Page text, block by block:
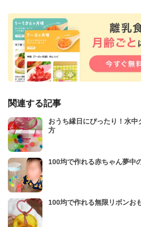
関連する記事
おうち縁日にぴったり！水中
方
100均で作れる赤ちゃん夢中
100均で作れる無限リボンお